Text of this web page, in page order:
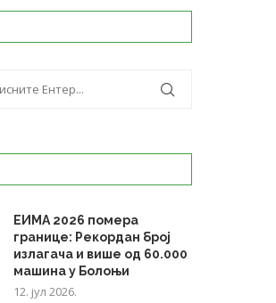
ЕИМА 2026 помера
границе: Рекордан број
излагача и више од 60.000
машина у Болоњи
12. јул 2026.